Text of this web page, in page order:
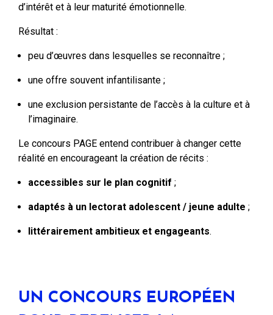
d’intérêt et à leur maturité émotionnelle.
Résultat :
peu d’œuvres dans lesquelles se reconnaître ;
une offre souvent infantilisante ;
une exclusion persistante de l’accès à la culture et à
l’imaginaire.
Le concours PAGE entend contribuer à changer cette
réalité en encourageant la création de récits :
accessibles sur le plan cognitif ;
adaptés à un lectorat adolescent / jeune adulte ;
littérairement ambitieux et engageants.
UN CONCOURS EUROPÉEN